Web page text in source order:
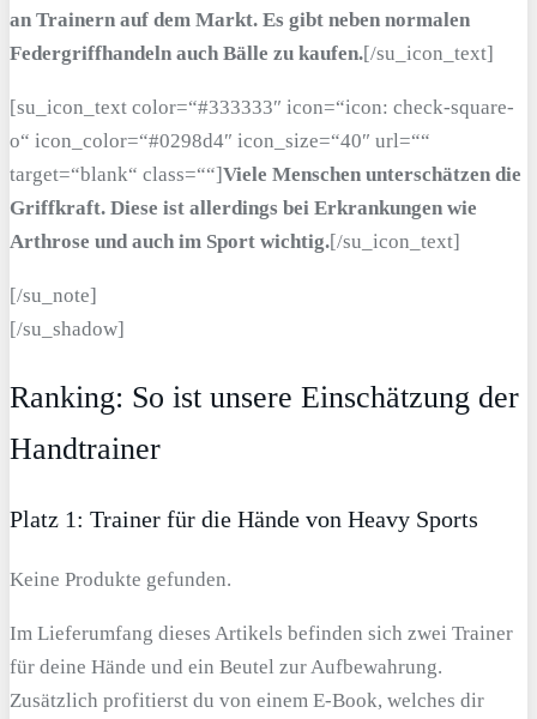
an Trainern auf dem Markt. Es gibt neben normalen
Federgriffhandeln auch Bälle zu kaufen.[/su_icon_text]
[su_icon_text color=“#333333″ icon=“icon: check-square-
o“ icon_color=“#0298d4″ icon_size=“40″ url=““
target=“blank“ class=““]Viele Menschen unterschätzen die
Griffkraft. Diese ist allerdings bei Erkrankungen wie
Arthrose und auch im Sport wichtig.[/su_icon_text]
[/su_note]
[/su_shadow]
Ranking: So ist unsere Einschätzung der
Handtrainer
Platz 1: Trainer für die Hände von Heavy Sports
Keine Produkte gefunden.
Im Lieferumfang dieses Artikels befinden sich zwei Trainer
für deine Hände und ein Beutel zur Aufbewahrung.
Zusätzlich profitierst du von einem E-Book, welches dir